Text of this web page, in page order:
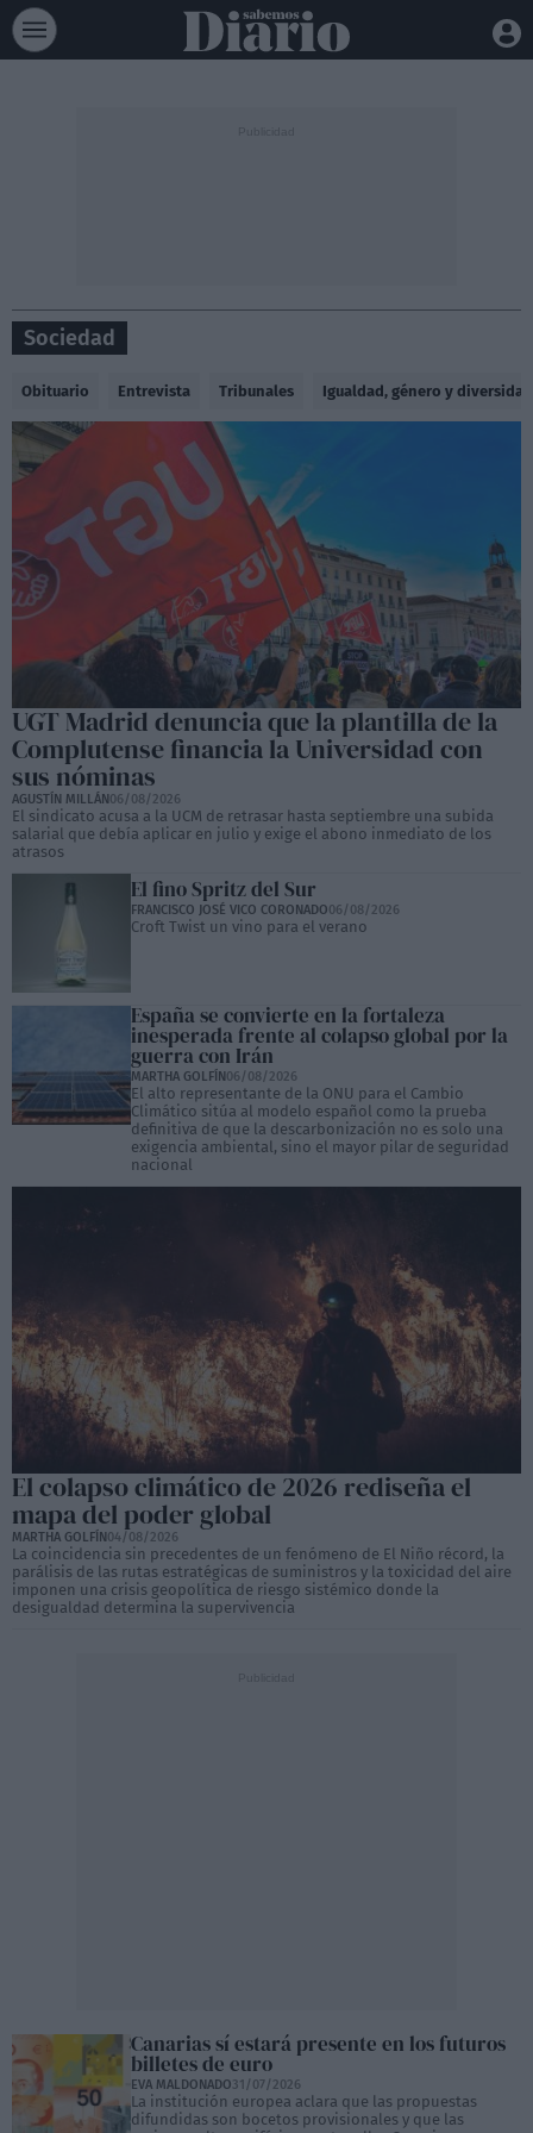
Sociedad
Obituario Entrevista Tribunales Igualdad, género y diversidad
UGT Madrid denuncia que la plantilla de la
Complutense financia la Universidad con
sus nóminas
AGUSTÍN MILLÁN06/08/2026
El sindicato acusa a la UCM de retrasar hasta septiembre una subida
salarial que debía aplicar en julio y exige el abono inmediato de los
atrasos
El fino Spritz del Sur
FRANCISCO JOSÉ VICO CORONADO06/08/2026
Croft Twist un vino para el verano
España se convierte en la fortaleza
inesperada frente al colapso global por la
guerra con Irán
MARTHA GOLFÍN06/08/2026
El alto representante de la ONU para el Cambio
Climático sitúa al modelo español como la prueba
definitiva de que la descarbonización no es solo una
exigencia ambiental, sino el mayor pilar de seguridad
nacional
El colapso climático de 2026 rediseña el
mapa del poder global
MARTHA GOLFÍN04/08/2026
La coincidencia sin precedentes de un fenómeno de El Niño récord, la
parálisis de las rutas estratégicas de suministros y la toxicidad del aire
imponen una crisis geopolítica de riesgo sistémico donde la
desigualdad determina la supervivencia
Canarias sí estará presente en los futuros
billetes de euro
EVA MALDONADO31/07/2026
La institución europea aclara que las propuestas
difundidas son bocetos provisionales y que las